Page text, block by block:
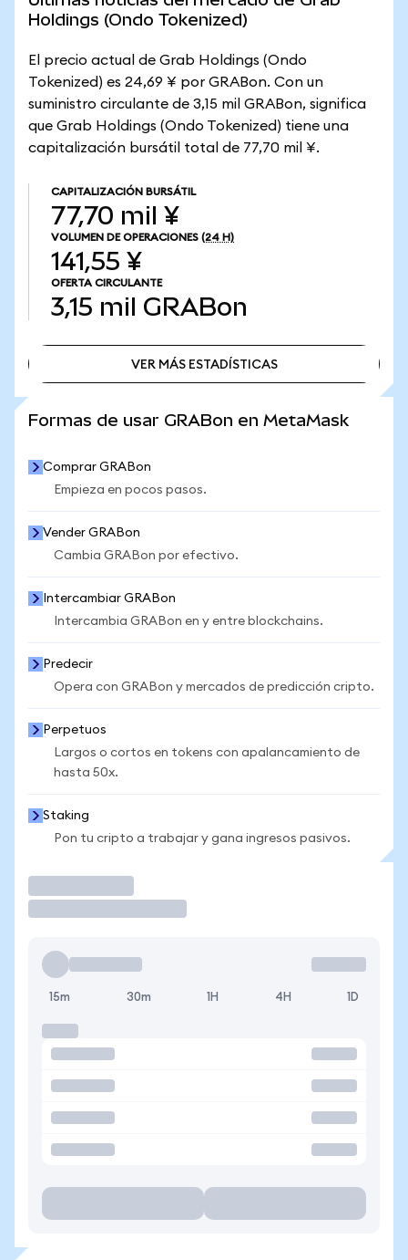
Holdings (Ondo Tokenized)
El precio actual de Grab Holdings (Ondo
Tokenized) es 24,69 ¥ por GRABon. Con un
suministro circulante de 3,15 mil GRABon, significa
que Grab Holdings (Ondo Tokenized) tiene una
capitalización bursátil total de 77,70 mil ¥.
CAPITALIZACIÓN BURSÁTIL
77,70 mil ¥
VOLUMEN DE OPERACIONES (24 H)
141,55 ¥
OFERTA CIRCULANTE
3,15 mil GRABon
VER MÁS ESTADÍSTICAS
Formas de usar GRABon en MetaMask
Comprar GRABon
Empieza en pocos pasos.
Vender GRABon
Cambia GRABon por efectivo.
Intercambiar GRABon
Intercambia GRABon en y entre blockchains.
Predecir
Opera con GRABon y mercados de predicción cripto.
Perpetuos
Largos o cortos en tokens con apalancamiento de
hasta 50x.
Staking
Pon tu cripto a trabajar y gana ingresos pasivos.
15m 30m 1H 4H 1D